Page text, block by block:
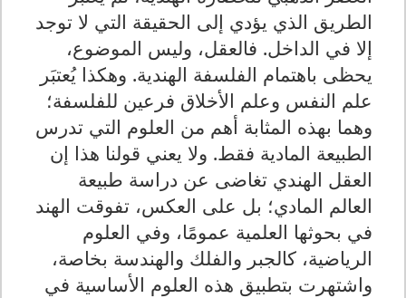
الطريق الذي يؤدي إلى الحقيقة التي لا توجد
إلا في الداخل. فالعقل، وليس الموضوع،
يحظى باهتمام الفلسفة الهندية. وهكذا يُعتبَر
علم النفس وعلم الأخلاق فرعين للفلسفة؛
وهما بهذه المثابة أهم من العلوم التي تدرس
الطبيعة المادية فقط. ولا يعني قولنا هذا إن
العقل الهندي تغاضى عن دراسة طبيعة
العالم المادي؛ بل على العكس، تفوقت الهند
في بحوثها العلمية عمومًا، وفي العلوم
الرياضية، كالجبر والفلك والهندسة بخاصة،
واشتهرت بتطبيق هذه العلوم الأساسية في